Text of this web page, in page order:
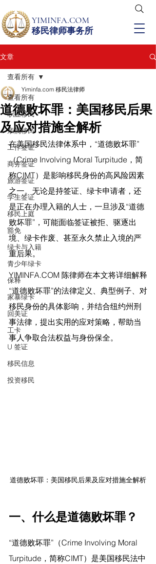
YIMINFA.COM
移民律师事务所
文章
查看所有
职业移民
亲属移民
工作签证
商务签证
旅游签证
学生签证
移民上庭
豁免
绿卡与入籍
青少年绿卡
保释
家暴绿卡
回美证
工卡
U 签证
移民信息
投资移民
查看所有
道德败坏罪：美国移民后果
及应对措施全解析
Yiminfa.com 移民法律师
在美国移民法律体系中，“道德败坏罪”
（Crime Involving Moral Turpitude，简
称CIMT）是影响移民身份的高风险因素
之一。无论是持签证、绿卡申请者，还
是正在办理入籍的人士，一旦涉及“道德
败坏罪”，可能面临签证被拒、驱逐出
境、绿卡作废、甚至永久禁止入境的严
重后果。
YIMINFA.COM 陈律师在本文将详细解释
“道德败坏罪”的法律定义、典型例子、对
移民身份的具体影响，并结合纽约州刑
事法律，提出实用的应对策略，帮助当
事人争取合法权益与身份保全。
道德败坏罪：美国移民后果及应对措施全解析
一、什么是道德败坏罪？
“道德败坏罪”（Crime Involving Moral
Turpitude，简称CIMT）是美国移民法中